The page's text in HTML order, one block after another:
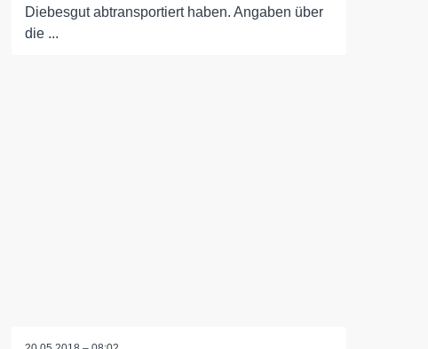
Diebesgut abtransportiert haben. Angaben über
die ...